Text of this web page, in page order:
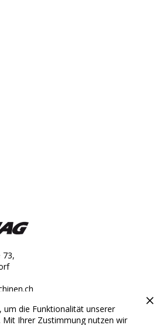
73,
um die Funktionalität unserer
Mit Ihrer Zustimmung nutzen wir